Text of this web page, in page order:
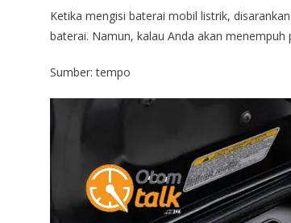
Ketika mengisi baterai mobil listrik,
baterai. Namun, kalau Anda akan
Sumber: tempo